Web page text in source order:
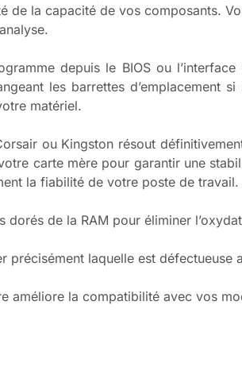
de la capacité de vos composants.
depuis le BIOS ou
les barrettes d’emplacement
matériel.
ou Kingston résout
carte mère pour garantir une
la fiabilité de votre poste de travail.
de la RAM pour éliminer
précisément laquelle est défectueuse
améliore la compatibilité avec vos